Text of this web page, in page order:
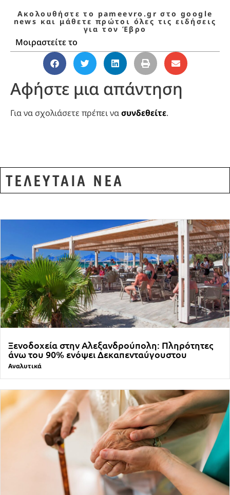
Ακολουθήστε το pameevro.gr στο google
news και μάθετε πρώτοι όλες τις ειδήσεις
για τον Έβρο
Μοιραστείτε το
Αφήστε μια απάντηση
Για να σχολιάσετε πρέπει νασυνδεθείτε.
ΤΕΛΕΥΤΑΙΑ ΝΕΑ
Ξενοδοχεία στην Αλεξανδρούπολη: Πληρότητες
άνω του 90% ενόψει Δεκαπενταύγουστου
Αναλυτικά